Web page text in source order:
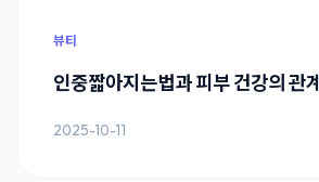
뷰티
인중짧아지는법과 피부 건강의 관계
2025-10-11